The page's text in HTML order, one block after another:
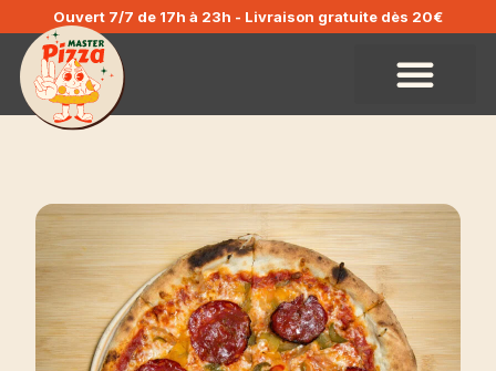
Ouvert 7/7 de 17h à 23h - Livraison gratuite dès 20€